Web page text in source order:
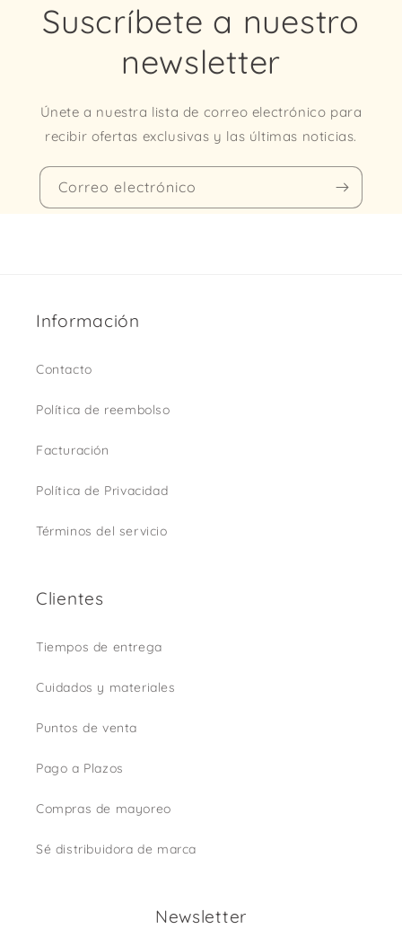
Suscríbete a nuestro
newsletter
Únete a nuestra lista de correo electrónico para
recibir ofertas exclusivas y las últimas noticias.
Correo electrónico
Información
Contacto
Política de reembolso
Facturación
Política de Privacidad
Términos del servicio
Clientes
Tiempos de entrega
Cuidados y materiales
Puntos de venta
Pago a Plazos
Compras de mayoreo
Sé distribuidora de marca
Newsletter